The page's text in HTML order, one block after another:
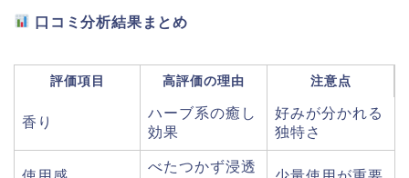
口コミ分析結果まとめ
評価項目 高評価の理由 注意点
香り
ハーブ系の癒し
効果
好みが分かれる
独特さ
べたつかず浸透